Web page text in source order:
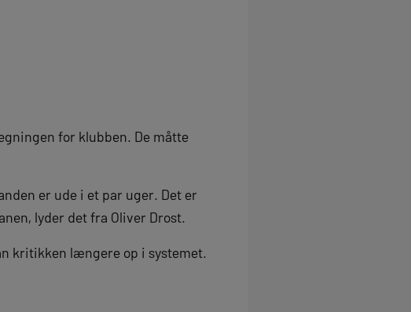
for klubben. De måtte
er ude i et par uger. Det er
lyder det fra Oliver Drost.
kritikken længere op i systemet.